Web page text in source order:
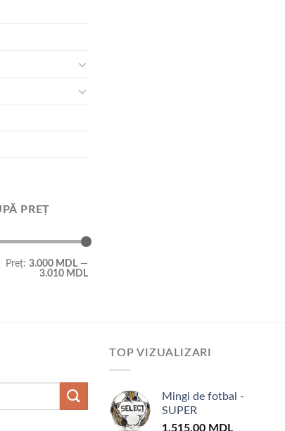
PREȚ
Preț: 3.000 MDL —
3.010 MDL
TOP VIZUALIZARI
Mingi de fotbal -
SUPER
1.515,00 MDL